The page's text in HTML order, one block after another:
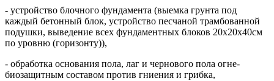
- устройство блочного фундамента (выемка грунта под
каждый бетонный блок, устройство песчаной трамбованной
подушки, выведение всех фундаментных блоков 20х20х40см
по уровню (горизонту)),
- обработка основания пола, лаг и чернового пола огне-
биозащитным составом против гниения и грибка,